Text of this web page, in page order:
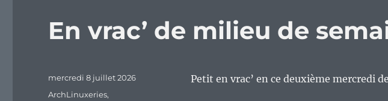
En vrac’ de milieu de
Petit en vrac’ en ce deuxième mercredi
Publié
mercredi 8 juillet 2026
Catégories
ArchLinuxeries,